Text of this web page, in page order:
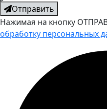
Отправить
Нажимая на кнопку
обработку персональных